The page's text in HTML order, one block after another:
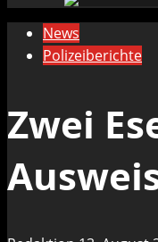
News
Polizeiberichte
Zwei